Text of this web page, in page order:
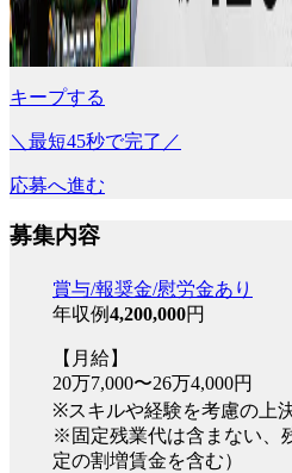
キープする
＼最短45秒で完了／
応募へ進む
募集内容
賞与/報奨金/慰労金あり
年収例4,200,000円
【月給】
20万7,000〜26万4,000円
※スキルや経験を考慮の上
※固定残業代は含まない、
定の割増賃金を含む）